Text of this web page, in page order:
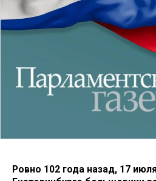
Ровно 102 года назад, 17